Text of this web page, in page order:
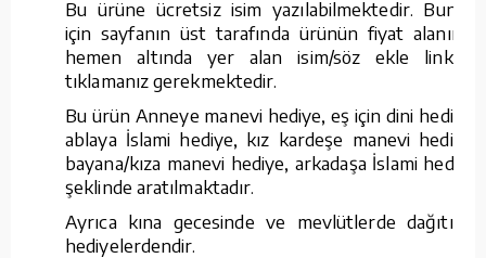
Bu ürüne ücretsiz isim yazılabilmektedir. Bunun
için sayfanın üst tarafında ürünün fiyat alanının
hemen altında yer alan isim/söz ekle linkine
tıklamanız gerekmektedir.
Bu ürün Anneye manevi hediye, eş için dini hediye,
ablaya İslami hediye, kız kardeşe manevi hediye,
bayana/kıza manevi hediye, arkadaşa İslami hediye
şeklinde aratılmaktadır.
Ayrıca kına gecesinde ve mevlütlerde dağıtılan
hediyelerdendir.